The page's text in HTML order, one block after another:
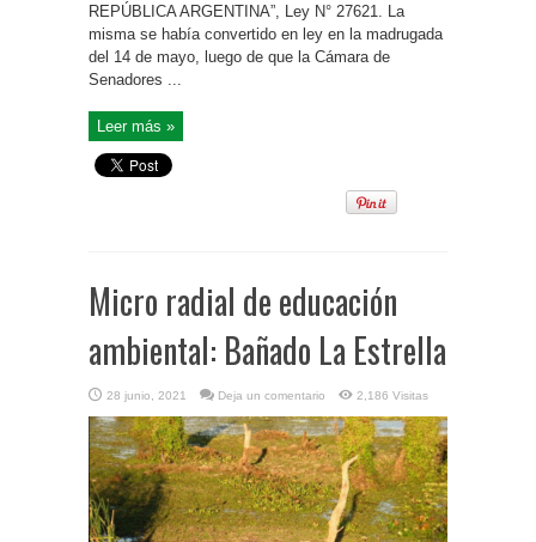
REPÚBLICA ARGENTINA”, Ley N° 27621. La
misma se había convertido en ley en la madrugada
del 14 de mayo, luego de que la Cámara de
Senadores ...
Leer más »
Micro radial de educación
ambiental: Bañado La Estrella
28 junio, 2021 Deja un comentario 2,186 Visitas